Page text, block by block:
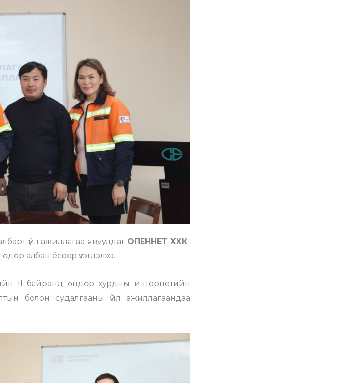
үйл ажиллагаа явуулдаг ОПЕННЕТ ХХК-
албан ёсоор үзэглэлээ.
II байранд өндөр хурдны интернетийн
болон судалгааны үйл ажиллагаандаа